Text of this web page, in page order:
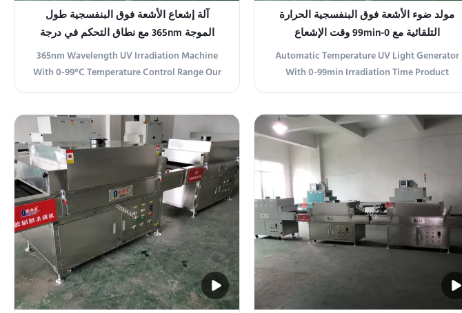
مولد ضوء الأشعة فوق البنفسجية الحرارة
التلقائية مع 0-99min وقت الإشعاع
Automatic Temperature UV Light Generator
With 0-99min Irradiation Time Product
Overview Our UV Irradiation Machine is a
designed to cover a 60×60cm area with high-
accuracy temperature control (±1℃) and
programmable timer functionality (0-99
minutes). Powered ...
آلة إشعاع الأشعة فوق البنفسجية طول
الموجة 365nm مع نطاق التحكم في درجة
الحرارة 0-99C
365nm Wavelength UV Irradiation Machine
With 0-99°C Temperature Control Range Our
UV Exposure Apparatus is an advanced UV
effective and efficient ultraviolet
sterilization for various applications. This
professional-grade equipment utilizes the
latest technology ...